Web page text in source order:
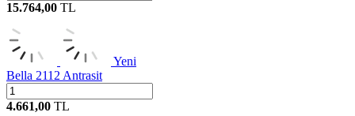
15.764,00 TL
Yeni
Bella 2112 Antrasit
4.661,00 TL